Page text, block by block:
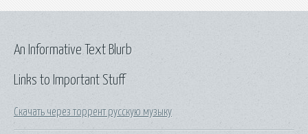
Links to Important Stuff
Скачать через торрент русскую музыку
An Informative Text Blurb